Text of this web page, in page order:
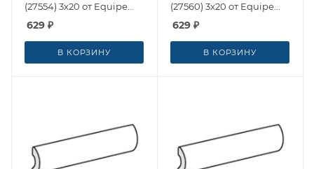
(27554) 3x20 от Equipe
Ceramicas (Испания)
629 ₽
В КОРЗИНУ
(27560) 3x20 от Equipe
Ceramicas (Испания)
629 ₽
В КОРЗИНУ